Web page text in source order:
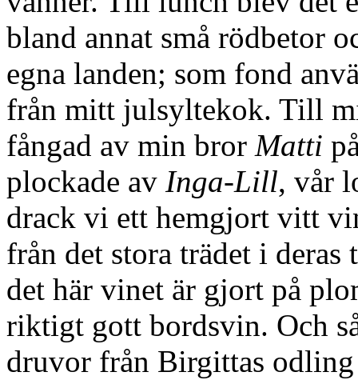
bland annat små rödbetor
egna landen; som fond
från mitt julsyltekok. Till
fångad av min bror Matti
plockade av Inga-Lill, vår
drack vi ett hemgjort vitt
från det stora trädet i deras
det här vinet är gjort på
riktigt gott bordsvin. Och
druvor från Birgittas